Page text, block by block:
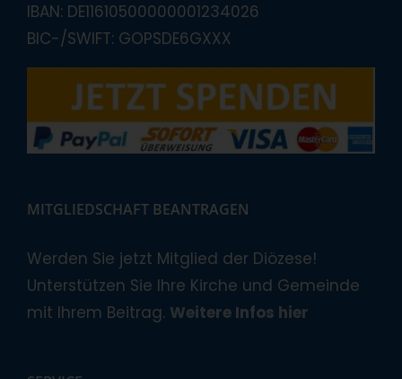
IBAN: DE11610500000001234026
BIC-/SWIFT: GOPSDE6GXXX
MITGLIEDSCHAFT BEANTRAGEN
Werden Sie jetzt Mitglied der Diözese!
Unterstützen Sie Ihre Kirche und Gemeinde
mit Ihrem Beitrag. Weitere Infos hier